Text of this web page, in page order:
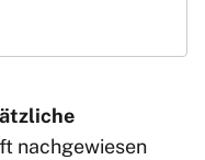
nachgewiesen